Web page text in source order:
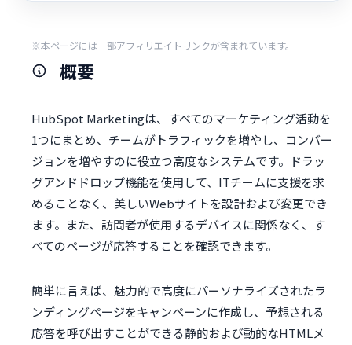
※本ページには一部アフィリエイトリンクが含まれています。
概要
HubSpot Marketingは、すべてのマーケティング活動を
1つにまとめ、チームがトラフィックを増やし、コンバー
ジョンを増やすのに役立つ高度なシステムです。ドラッ
グアンドドロップ機能を使用して、ITチームに支援を求
めることなく、美しいWebサイトを設計および変更でき
ます。また、訪問者が使用するデバイスに関係なく、す
べてのページが応答することを確認できます。
簡単に言えば、魅力的で高度にパーソナライズされたラ
ンディングページをキャンペーンに作成し、予想される
応答を呼び出すことができる静的および動的なHTMLメ